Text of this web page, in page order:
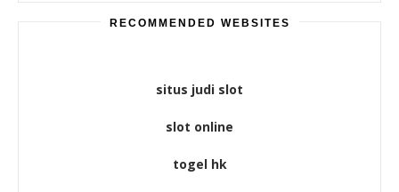
RECOMMENDED WEBSITES
situs judi slot
slot online
togel hk